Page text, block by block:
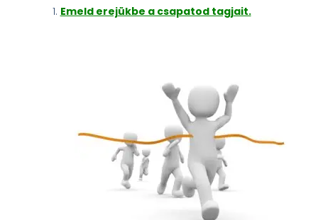
Emeld erejükbe a csapatod tagjait.